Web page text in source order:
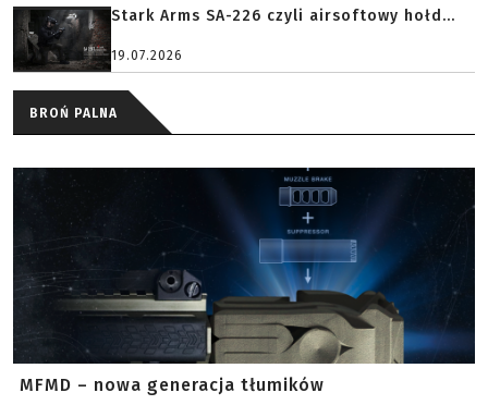
Stark Arms SA-226 czyli airsoftowy hołd...
19.07.2026
BROŃ PALNA
MFMD – nowa generacja tłumików